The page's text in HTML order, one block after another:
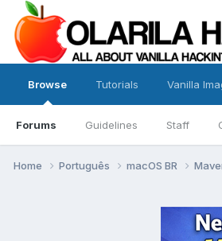
Browse
Forums Guidelines Staff
Tutorials Vanilla
Home Português macOS BR